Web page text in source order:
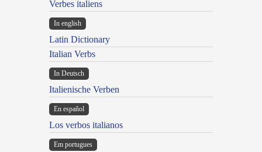
Verbes italiens
In english
Latin Dictionary
Italian Verbs
In Deutsch
Italienische Verben
En español
Los verbos italianos
Em portugues